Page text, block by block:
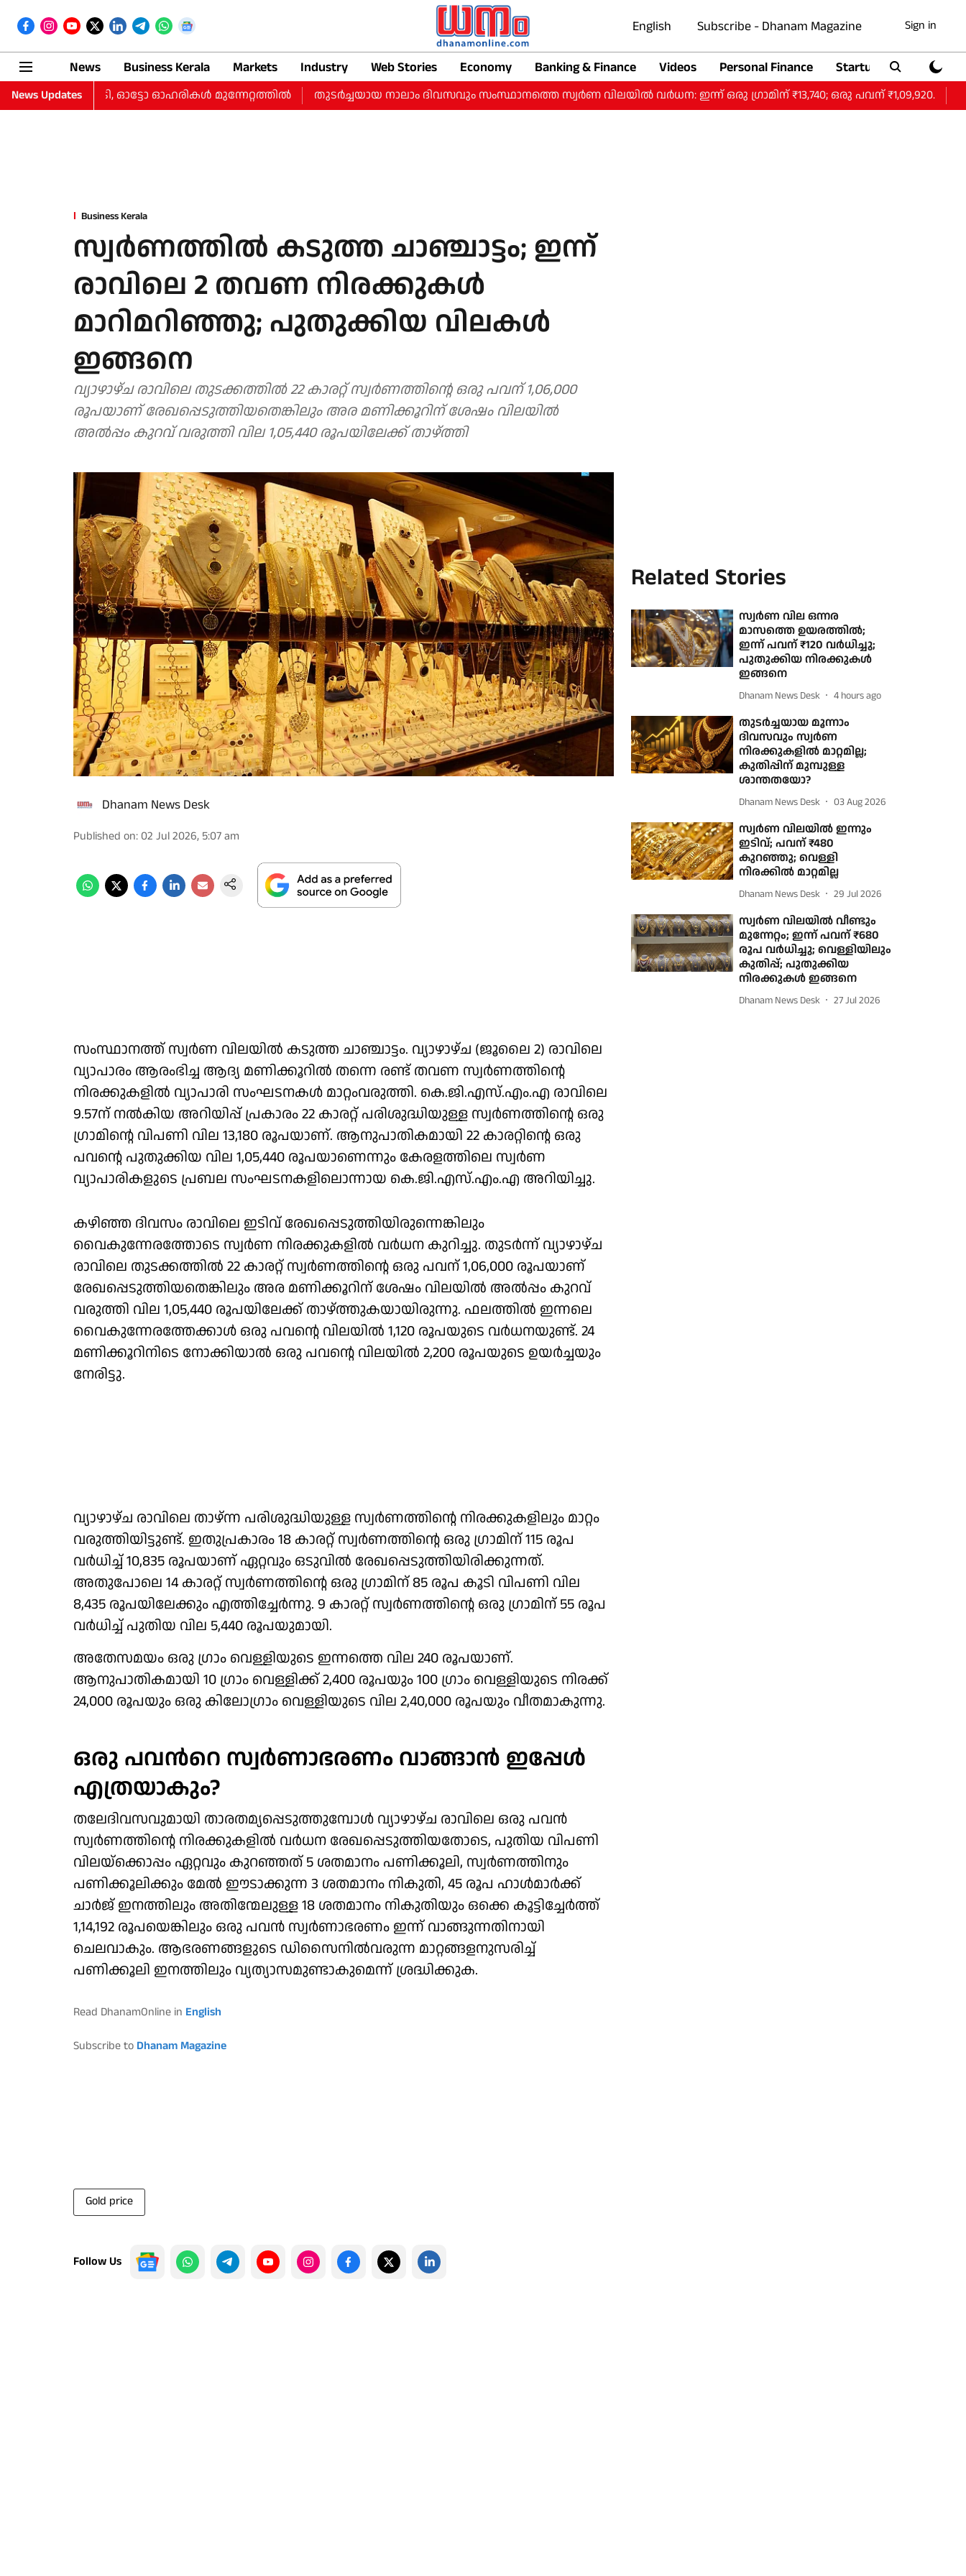
English Subscribe - Dhanam Magazine Sign in
News Business Kerala Markets Industry Web Stories Economy Banking & Finance Videos Personal Finance Startup
News Updates
കുറച്ചു, ഐടി, ഓട്ടോ ഓഹരികള്‍ മുന്നേറ്റത്തില്‍ തുടർച്ചയായ നാലാം ദിവസവും സംസ്ഥാനത്തെ സ്വർണ വിലയിൽ വർധന: ഇന്ന് ഒരു ​ഗ്രാമിന് ₹13,740; ഒരു പവന് ₹1,09,920.
Business Kerala
സ്വർണത്തിൽ കടുത്ത ചാഞ്ചാട്ടം; ഇന്ന്
രാവിലെ 2 തവണ നിരക്കുകൾ
മാറിമറി‍ഞ്ഞു; പുതുക്കിയ വിലകൾ
ഇങ്ങനെ
വ്യാഴാഴ്ച രാവിലെ തുടക്കത്തിൽ 22 കാരറ്റ് സ്വർണത്തിന്റെ ഒരു പവന് 1,06,000
രൂപയാണ് രേഖപ്പെടുത്തിയതെങ്കിലും അര മണിക്കൂറിന് ശേഷം വിലയിൽ
അൽപ്പം കുറവ് വരുത്തി വില 1,05,440 രൂപയിലേക്ക് താഴ്ത്തി
Dhanam News Desk
Published on: 02 Jul 2026, 5:07 am
സംസ്ഥാനത്ത് സ്വർണ വിലയിൽ കടുത്ത ചാഞ്ചാട്ടം. വ്യാഴാഴ്ച (ജൂലൈ 2) രാവിലെ
വ്യാപാരം ആരംഭിച്ച ആദ്യ മണിക്കൂറിൽ തന്നെ രണ്ട് തവണ സ്വർണത്തിന്റെ
നിരക്കുകളിൽ വ്യാപാരി സംഘടനകൾ മാറ്റംവരുത്തി. കെ.ജി.എസ്.എം.എ രാവിലെ
9.57ന് നൽകിയ അറിയിപ്പ് പ്രകാരം 22 കാരറ്റ് പരിശുദ്ധിയുള്ള സ്വർണത്തിന്റെ ഒരു ​
ഗ്രാമിന്റെ വിപണി വില 13,180 രൂപയാണ്. ആനുപാതികമായി 22 കാരറ്റിന്റെ ഒരു
പവന്റെ പുതുക്കിയ വില 1,05,440 രൂപയാണെന്നും കേരളത്തിലെ സ്വർണ
വ്യാപാരികളുടെ പ്രബല സംഘടനകളിലൊന്നായ കെ.ജി.എസ്.എം.എ അറിയിച്ചു.
കഴിഞ്ഞ ദിവസം രാവിലെ ഇടിവ് രേഖപ്പെടുത്തിയിരുന്നെങ്കിലും
വൈകുന്നേരത്തോടെ സ്വർണ നിരക്കുകളിൽ വർധന കുറിച്ചു. തുടർന്ന് വ്യാഴാഴ്ച
രാവിലെ തുടക്കത്തിൽ 22 കാരറ്റ് സ്വർണത്തിന്റെ ഒരു പവന് 1,06,000 രൂപയാണ്
രേഖപ്പെടുത്തിയതെങ്കിലും അര മണിക്കൂറിന് ശേഷം വിലയിൽ അൽപ്പം കുറവ്
വരുത്തി വില 1,05,440 രൂപയിലേക്ക് താഴ്ത്തുകയായിരുന്നു. ഫലത്തിൽ ഇന്നലെ
വൈകുന്നേരത്തേക്കാൾ ഒരു പവന്റെ വിലയിൽ 1,120 രൂപയുടെ വർധനയുണ്ട്. 24
മണിക്കൂറിനിടെ നോക്കിയാൽ ഒരു പവന്റെ വിലയിൽ 2,200 രൂപയുടെ ഉയർച്ചയും
നേരിട്ടു.
വ്യാഴാഴ്ച രാവിലെ താഴ്ന്ന പരിശുദ്ധിയുള്ള സ്വർണത്തിന്റെ നിരക്കുകളിലും മാറ്റം
വരുത്തിയിട്ടുണ്ട്. ഇതുപ്രകാരം 18 കാരറ്റ് സ്വർണത്തിന്റെ ഒരു ​ഗ്രാമിന് 115 രൂപ
വർധിച്ച് 10,835 രൂപയാണ് ഏറ്റവും ഒടുവിൽ രേഖപ്പെടുത്തിയിരിക്കുന്നത്.
അതുപോലെ 14 കാരറ്റ് സ്വർണത്തിന്റെ ഒരു ​ഗ്രാമിന് 85 രൂപ കൂടി വിപണി വില
8,435 രൂപയിലേക്കും എത്തിച്ചേർന്നു. 9 കാരറ്റ് സ്വർണത്തിന്റെ ഒരു ​ഗ്രാമിന് 55 രൂപ
വർധിച്ച് പുതിയ വില 5,440 രൂപയുമായി.
അതേസമയം ഒരു ​ഗ്രാം വെള്ളിയുടെ ഇന്നത്തെ വില 240 രൂപയാണ്.
ആനുപാതികമായി 10 ​ഗ്രാം വെള്ളിക്ക് 2,400 രൂപയും 100 ​ഗ്രാം വെള്ളിയുടെ നിരക്ക്
24,000 രൂപയും ഒരു കിലോ​ഗ്രാം വെള്ളിയുടെ വില 2,40,000 രൂപയും വീതമാകുന്നു.
ഒരു പവന്‍റെ സ്വർണാഭരണം വാങ്ങാൻ ഇപ്പേൾ
എത്രയാകും?
തലേദിവസവുമായി താരതമ്യപ്പെടുത്തുമ്പോൾ വ്യാഴാഴ്ച രാവിലെ ഒരു പവന്‍
സ്വര്‍ണത്തിന്റെ നിരക്കുകളിൽ വർധന രേഖപ്പെടുത്തിയതോടെ, പുതിയ വിപണി
വിലയ്ക്കൊപ്പം ഏറ്റവും കുറഞ്ഞത് 5 ശതമാനം പണിക്കൂലി, സ്വര്‍ണത്തിനും
പണിക്കൂലിക്കും മേൽ ഈടാക്കുന്ന 3 ശതമാനം നികുതി, 45 രൂപ ഹാള്‍മാര്‍ക്ക്
ചാര്‍ജ് ഇനത്തിലും അതിന്മേലുള്ള 18 ശതമാനം നികുതിയും ഒക്കെ കൂട്ടിച്ചേര്‍ത്ത്
1,14,192 രൂപയെങ്കിലും ഒരു പവൻ സ്വർണാഭരണം ഇന്ന് വാങ്ങുന്നതിനായി
ചെലവാകും. ആഭരണങ്ങളുടെ ഡിസൈനിൽവരുന്ന മാറ്റങ്ങളനുസരിച്ച്
പണിക്കൂലി ഇനത്തിലും വ്യത്യാസമുണ്ടാകുമെന്ന് ശ്രദ്ധിക്കുക.
Read DhanamOnline in English
Subscribe to Dhanam Magazine
Gold price
Follow Us
Related Stories
സ്വർണ വില ഒന്നര
മാസത്തെ ഉയരത്തിൽ;
ഇന്ന് പവന് ₹120 വർധിച്ചു;
പുതുക്കിയ നിരക്കുകൾ
ഇങ്ങനെ
Dhanam News Desk 4 hours ago
തുടർച്ചയായ മൂന്നാം
ദിവസവും സ്വർണ
നിരക്കുകളിൽ മാറ്റമില്ല;
കുതിപ്പിന് മുമ്പുള്ള
ശാന്തതയോ?
Dhanam News Desk 03 Aug 2026
സ്വർണ വിലയിൽ ഇന്നും
ഇടിവ്; പവന് ₹480
കുറഞ്ഞു; വെള്ളി
നിരക്കിൽ മാറ്റമില്ല
Dhanam News Desk 29 Jul 2026
സ്വർണ വിലയിൽ വീണ്ടും
മുന്നേറ്റം; ഇന്ന് പവന് ₹680
രൂപ വർധിച്ചു; വെള്ളിയിലും
കുതിപ്പ്; പുതുക്കിയ
നിരക്കുകൾ ഇങ്ങനെ
Dhanam News Desk 27 Jul 2026